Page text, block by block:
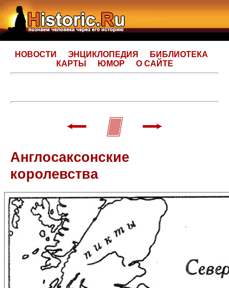
НОВОСТИ ЭНЦИКЛОПЕДИЯ
БИБЛИОТЕКА
КАРТЫ
ЮМОР О САЙТЕ
Англосаксонские
королевства